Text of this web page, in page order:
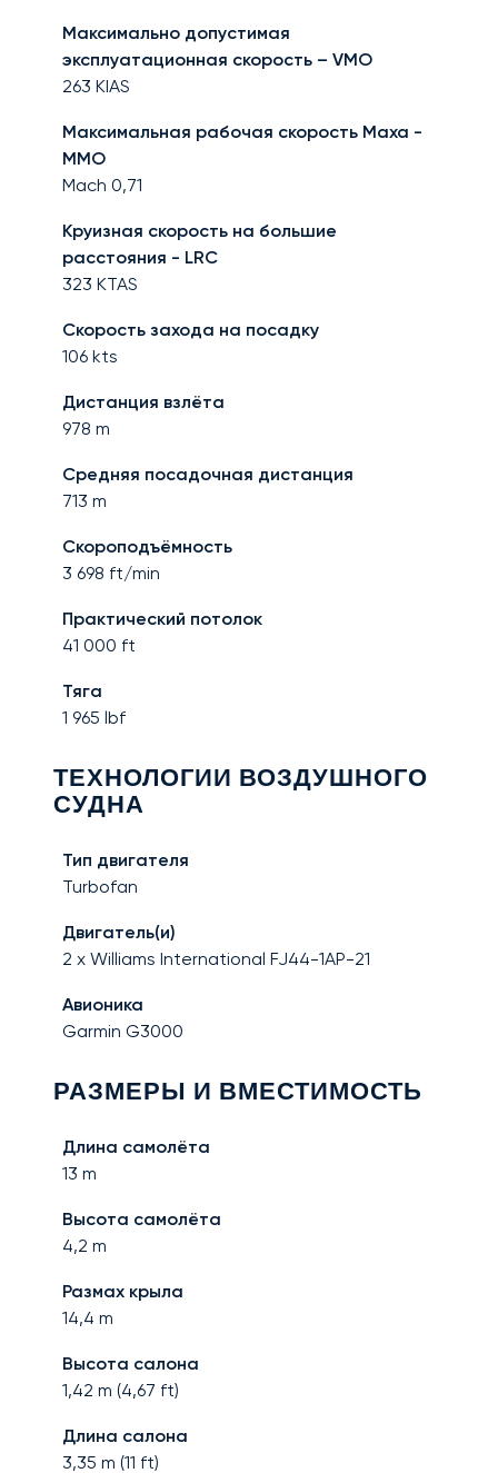
Максимально допустимая
эксплуатационная скорость – VMO
263 KIAS
Максимальная рабочая скорость Маха -
MMO
Mach 0,71
Круизная скорость на большие
расстояния - LRC
323 KTAS
Скорость захода на посадку
106 kts
Дистанция взлёта
978 m
Средняя посадочная дистанция
713 m
Скороподъёмность
3 698 ft/min
Практический потолок
41 000 ft
Тяга
1 965 lbf
ТЕХНОЛОГИИ ВОЗДУШНОГО
СУДНА
Тип двигателя
Turbofan
Двигатель(и)
2 x Williams International FJ44-1AP-21
Авионика
Garmin G3000
РАЗМЕРЫ И ВМЕСТИМОСТЬ
Длина самолёта
13 m
Высота самолёта
4,2 m
Размах крыла
14,4 m
Высота салона
1,42 m (4,67 ft)
Длина салона
3,35 m (11 ft)